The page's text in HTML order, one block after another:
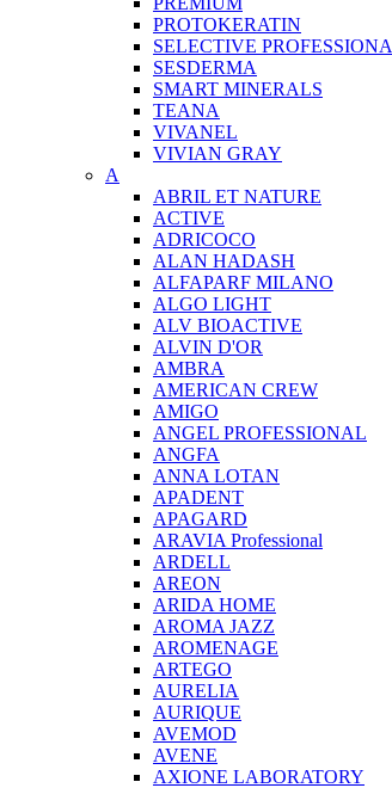
PROTOKERATIN
SELECTIVE
SESDERMA
SMART MINERALS
TEANA
VIVANEL
VIVIAN GRAY
A
ABRIL ET NATURE
ACTIVE
ADRICOCO
ALAN HADASH
ALFAPARF MILANO
ALGO LIGHT
ALV BIOACTIVE
ALVIN D'OR
AMBRA
AMERICAN CREW
AMIGO
ANGEL PROFESSIONAL
ANGFA
ANNA LOTAN
APADENT
APAGARD
ARAVIA Professional
ARDELL
AREON
ARIDA HOME
AROMA JAZZ
AROMENAGE
ARTEGO
AURELIA
AURIQUE
AVEMOD
AVENE
AXIONE LABORATORY